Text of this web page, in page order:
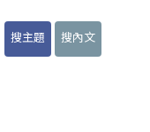
搜主題 搜內文